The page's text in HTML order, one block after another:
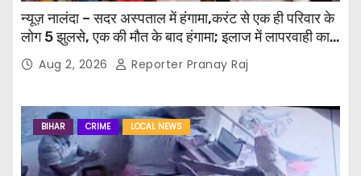
a
t
o
n
न्यूज़ नालंदा – सदर अस्पताल में हंगामा,करंट से एक ही परिवार के
लोग 5 झुलसे, एक की मौत के बाद हंगामा; इलाज में लापरवाही का
आरोप, पुलिस ने संभाला मोर्चा
Aug 2, 2026 Reporter Pranay Raj
BIHAR CRIME LOCAL NEWS